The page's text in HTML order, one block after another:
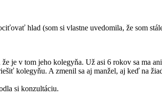
hlad (som si vlastne uvedomila, že som
je v tom jeho kolegyňa. Už asi 6 rokov sa ma
kolegyňu. A zmenil sa aj manžel, aj keď na
si konzultáciu.